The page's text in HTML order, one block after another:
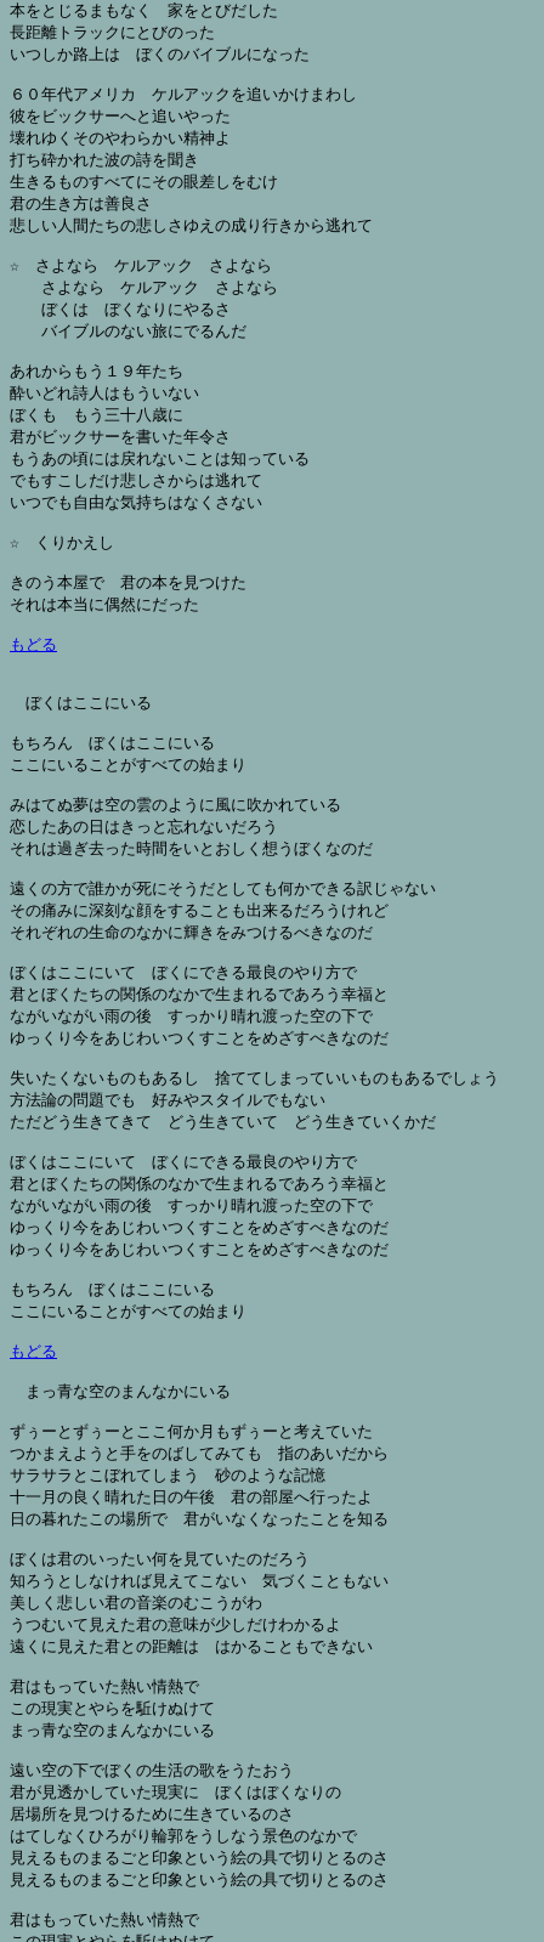
本をとじるまもなく　家をとびだした
長距離トラックにとびのった
いつしか路上は　ぼくのバイブルになった
６０年代アメリカ　ケルアックを追いかけまわし
彼をビックサーへと追いやった
壊れゆくそのやわらかい精神よ
打ち砕かれた波の詩を聞き
生きるものすべてにその眼差しをむけ
君の生き方は善良さ
悲しい人間たちの悲しさゆえの成り行きから逃れて
☆　さよなら　ケルアック　さよなら
さよなら　ケルアック　さよなら
ぼくは　ぼくなりにやるさ
バイブルのない旅にでるんだ
あれからもう１９年たち
酔いどれ詩人はもういない
ぼくも　もう三十八歳に
君がビックサーを書いた年令さ
もうあの頃には戻れないことは知っている
でもすこしだけ悲しさからは逃れて
いつでも自由な気持ちはなくさない
☆　くりかえし
きのう本屋で　君の本を見つけた
それは本当に偶然にだった
もどる
ぼくはここにいる
もちろん　ぼくはここにいる
ここにいることがすべての始まり
みはてぬ夢は空の雲のように風に吹かれている
恋したあの日はきっと忘れないだろう
それは過ぎ去った時間をいとおしく想うぼくなのだ
遠くの方で誰かが死にそうだとしても何かできる訳じゃない
その痛みに深刻な顔をすることも出来るだろうけれど
それぞれの生命のなかに輝きをみつけるべきなのだ
ぼくはここにいて　ぼくにできる最良のやり方で
君とぼくたちの関係のなかで生まれるであろう幸福と
ながいながい雨の後　すっかり晴れ渡った空の下で
ゆっくり今をあじわいつくすことをめざすべきなのだ
失いたくないものもあるし　捨ててしまっていいものもあるでしょう
方法論の問題でも　好みやスタイルでもない
ただどう生きてきて　どう生きていて　どう生きていくかだ
ぼくはここにいて　ぼくにできる最良のやり方で
君とぼくたちの関係のなかで生まれるであろう幸福と
ながいながい雨の後　すっかり晴れ渡った空の下で
ゆっくり今をあじわいつくすことをめざすべきなのだ
ゆっくり今をあじわいつくすことをめざすべきなのだ
もちろん　ぼくはここにいる
ここにいることがすべての始まり
もどる
まっ青な空のまんなかにいる
ずぅーとずぅーとここ何か月もずぅーと考えていた
つかまえようと手をのばしてみても　指のあいだから
サラサラとこぼれてしまう　砂のような記憶
十一月の良く晴れた日の午後　君の部屋へ行ったよ
日の暮れたこの場所で　君がいなくなったことを知る
ぼくは君のいったい何を見ていたのだろう
知ろうとしなければ見えてこない　気づくこともない
美しく悲しい君の音楽のむこうがわ
うつむいて見えた君の意味が少しだけわかるよ
遠くに見えた君との距離は　はかることもできない
君はもっていた熱い情熱で
この現実とやらを駈けぬけて
まっ青な空のまんなかにいる
遠い空の下でぼくの生活の歌をうたおう
君が見透かしていた現実に　ぼくはぼくなりの
居場所を見つけるために生きているのさ
はてしなくひろがり輪郭をうしなう景色のなかで
見えるものまるごと印象という絵の具で切りとるのさ
見えるものまるごと印象という絵の具で切りとるのさ
君はもっていた熱い情熱で